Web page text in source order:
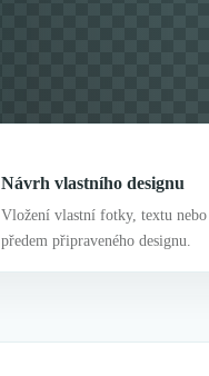
Návrh vlastního designu
Vložení vlastní fotky, textu nebo
předem připraveného designu.